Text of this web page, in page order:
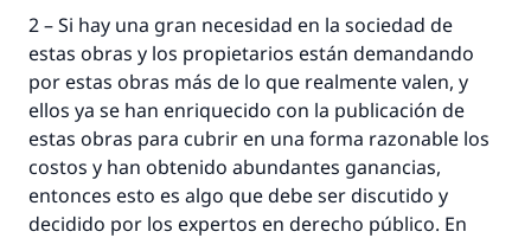
2 – Si hay una gran necesidad en la sociedad de
estas obras y los propietarios están demandando
por estas obras más de lo que realmente valen, y
ellos ya se han enriquecido con la publicación de
estas obras para cubrir en una forma razonable los
costos y han obtenido abundantes ganancias,
entonces esto es algo que debe ser discutido y
decidido por los expertos en derecho público. En